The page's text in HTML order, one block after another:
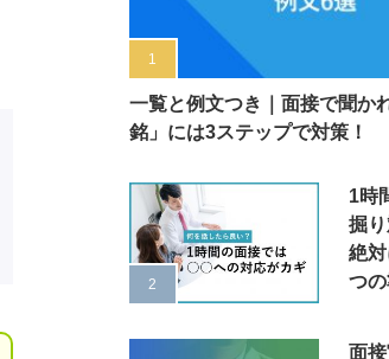
一覧と例文つき｜面接で聞か
銘」には3ステップで対策！
1時
掘り
絶
つ
面